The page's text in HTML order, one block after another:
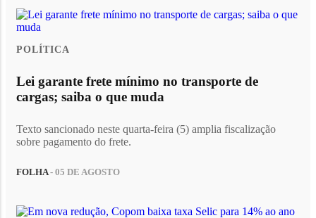
POLÍTICA
Lei garante frete mínimo no transporte de
cargas; saiba o que muda
Texto sancionado neste quarta-feira (5) amplia fiscalização
sobre pagamento do frete.
FOLHA- 05 DE AGOSTO